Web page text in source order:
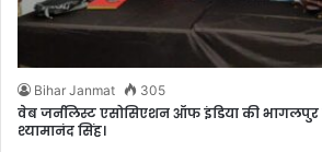
Bihar Janmat 305
वेब जर्नलिस्ट एसोसिएशन ऑफ इंडिया की
श्यामानंद सिंह।